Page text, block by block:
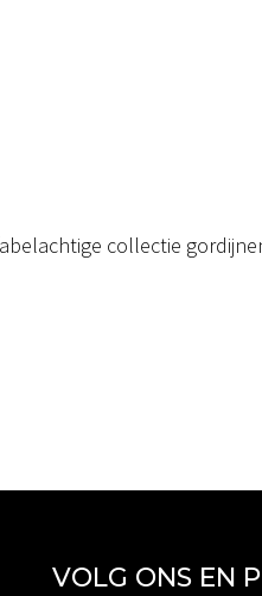
collectie
VOLG ONS EN